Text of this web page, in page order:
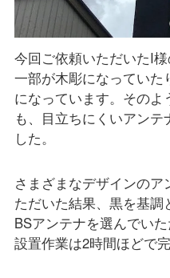
今回ご依頼いただいたI
一部が木彫になってい
になっています。その
も、目立ちにくいアン
した。
さまざまなデザインの
ただいた結果、黒を基調
BSアンテナを選んでいた
設置作業は2時間ほどで